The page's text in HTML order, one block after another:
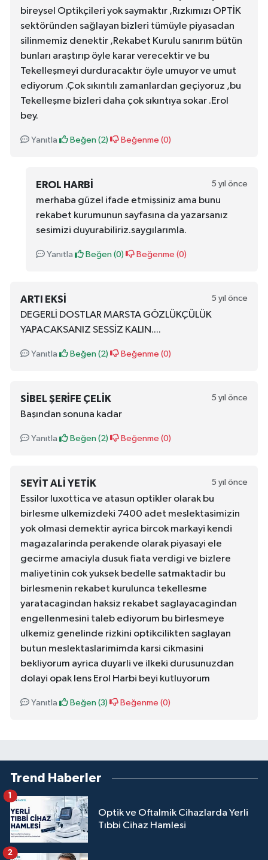
bireysel Optikçileri yok saymaktır ,Rızkımızı OPTİK
sektöründen sağlayan bizleri tümüyle piyasadan
silinmemiz denektir ,Rekabet Kurulu sanırım bütün
bunları araştırıp öyle karar verecektir ve bu
Tekelleşmeyi durduracaktır öyle umuyor ve umut
ediyorum .Çok sıkıntılı zamanlardan geçiyoruz ,bu
Tekelleşme bizleri daha çok sıkıntıya sokar .Erol
bey.
Yanıtla Beğen (2) Beğenme (0)
EROL HARBI 5 yıl önce
merhaba güzel ifade etmişsiniz ama bunu
rekabet kurumunun sayfasına da yazarsanız
sesimizi duyurabiliriz.saygılarımla.
Yanıtla Beğen (0) Beğenme (0)
ARTI EKSİ 5 yıl önce
DEGERLİ DOSTLAR MARSTA GÖZLÜKÇÜLÜK
YAPACAKSANIZ SESSİZ KALIN....
Yanıtla Beğen (2) Beğenme (0)
SIBEL ŞERIFE ÇELIK 5 yıl önce
Başından sonuna kadar
Yanıtla Beğen (2) Beğenme (0)
SEYIT ALI YETIK 5 yıl önce
Essilor luxottica ve atasun optikler olarak bu
birlesme ulkemizdeki 7400 adet meslektasimizin
yok olmasi demektir ayrica bircok markayi kendi
magazalarinda perakende olarak piyasayi ele
gecirme amaciyla dusuk fiata verdigi ve bizlere
maliyetinin cok yuksek bedelle satmaktadir bu
birlesmenin rekabet kurulunca tekellesme
yaratacagindan haksiz rekabet saglayacagindan
engellenmesini taleb ediyorum bu birlesmeye
ulkemiz genelinde rizkini optikcilikten saglayan
butun meslektaslarimimda karsi cikmasini
bekliyorum ayrica duyarli ve ilkeki durusunuzdan
dolayi opak lens Erol Harbi beyi kutluyorum
Yanıtla Beğen (3) Beğenme (0)
Trend Haberler
Optik ve Oftalmik Cihazlarda Yerli
Tıbbi Cihaz Hamlesi
1
2